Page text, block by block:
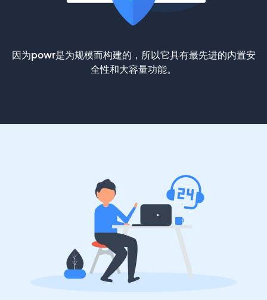
因为powr是为规模而构建的，所以它具有最先进的内置安
全性和大容量功能。